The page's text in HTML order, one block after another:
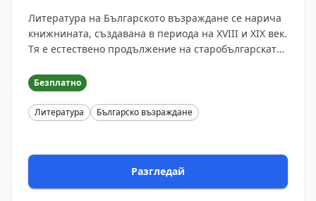
Литература на Българското възраждане се нарича
книжнината, създавана в периода на XVIII и XIX век.
Тя е естествено продължение на старобългарската
Безплатно
Литература Българско възраждане
Разгледай